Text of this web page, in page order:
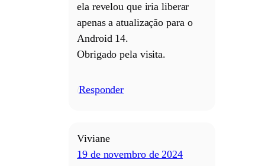
ela revelou que iria liberar
apenas a atualização para o
Android 14.
Obrigado pela visita.
Responder
Viviane
19 de novembro de 2024